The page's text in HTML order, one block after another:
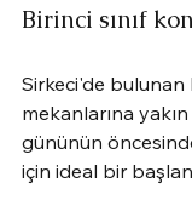
Birinci sınıf
Sirkeci'de
mekanlarına
gününün
için ideal bir